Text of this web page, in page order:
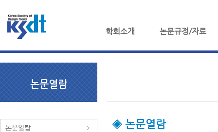
학회소개 논문규정/자료
논문열람
논문열람 ◈ 논문열람